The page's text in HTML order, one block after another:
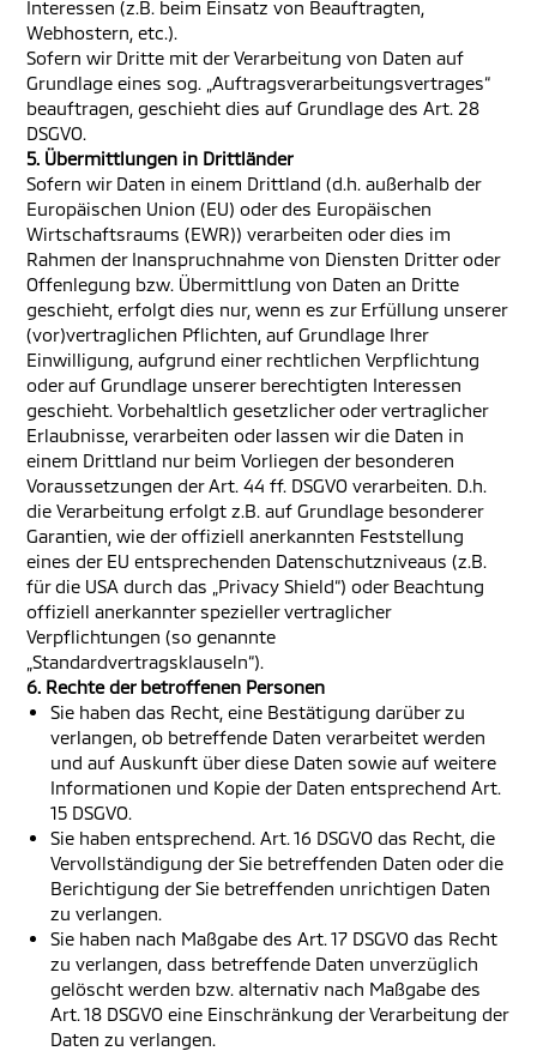
Interessen (z.B. beim Einsatz von Beauftragten,
Webhostern, etc.).
Sofern wir Dritte mit der Verarbeitung von Daten auf
Grundlage eines sog. „Auftragsverarbeitungsvertrages“
beauftragen, geschieht dies auf Grundlage des Art. 28
DSGVO.
5. Übermittlungen in Drittländer
Sofern wir Daten in einem Drittland (d.h. außerhalb der
Europäischen Union (EU) oder des Europäischen
Wirtschaftsraums (EWR)) verarbeiten oder dies im
Rahmen der Inanspruchnahme von Diensten Dritter oder
Offenlegung bzw. Übermittlung von Daten an Dritte
geschieht, erfolgt dies nur, wenn es zur Erfüllung unserer
(vor)vertraglichen Pflichten, auf Grundlage Ihrer
Einwilligung, aufgrund einer rechtlichen Verpflichtung
oder auf Grundlage unserer berechtigten Interessen
geschieht. Vorbehaltlich gesetzlicher oder vertraglicher
Erlaubnisse, verarbeiten oder lassen wir die Daten in
einem Drittland nur beim Vorliegen der besonderen
Voraussetzungen der Art. 44 ff. DSGVO verarbeiten. D.h.
die Verarbeitung erfolgt z.B. auf Grundlage besonderer
Garantien, wie der offiziell anerkannten Feststellung
eines der EU entsprechenden Datenschutzniveaus (z.B.
für die USA durch das „Privacy Shield“) oder Beachtung
offiziell anerkannter spezieller vertraglicher
Verpflichtungen (so genannte
„Standardvertragsklauseln“).
6. Rechte der betroffenen Personen
Sie haben das Recht, eine Bestätigung darüber zu
verlangen, ob betreffende Daten verarbeitet werden
und auf Auskunft über diese Daten sowie auf weitere
Informationen und Kopie der Daten entsprechend Art.
15 DSGVO.
Sie haben entsprechend. Art. 16 DSGVO das Recht, die
Vervollständigung der Sie betreffenden Daten oder die
Berichtigung der Sie betreffenden unrichtigen Daten
zu verlangen.
Sie haben nach Maßgabe des Art. 17 DSGVO das Recht
zu verlangen, dass betreffende Daten unverzüglich
gelöscht werden bzw. alternativ nach Maßgabe des
Art. 18 DSGVO eine Einschränkung der Verarbeitung der
Daten zu verlangen.